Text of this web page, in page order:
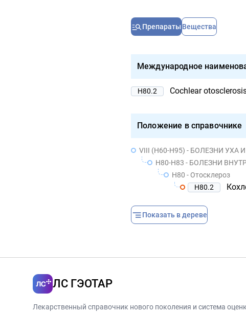
Препараты Вещества
Международное
H80.2 Cochlear
Положение в справочнике
VIII (H60-H95) - БОЛЕЗНИ
H80-H83 - БОЛЕЗНИ
H80 - Отосклероз
H80.2
Показать в дереве
ЛС ГЭОТАР
Лекарственный справочник нового поколения и система